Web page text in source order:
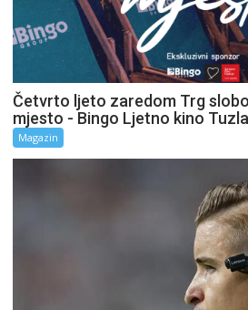
Četvrto ljeto zaredom Trg
mjesto - Bingo Ljetno kino Tuzla
Magazin